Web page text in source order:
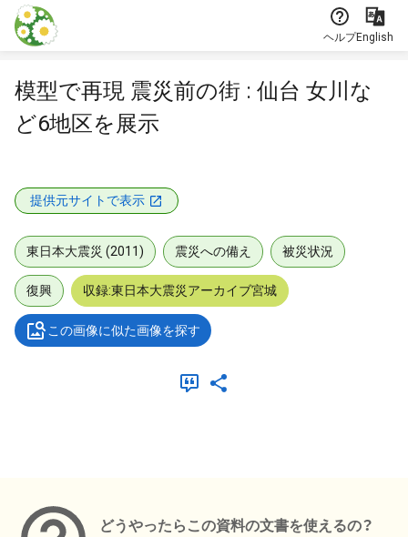
本文に飛ぶ
ヘルプEnglish
模型で再現 震災前の街 : 仙台 女川な
ど6地区を展示
提供元サイトで表示
東日本大震災 (2011) 震災への備え 被災状況
復興 収録:東日本大震災アーカイブ宮城
この画像に似た画像を探す
どうやったらこの資料の文書を使えるの？